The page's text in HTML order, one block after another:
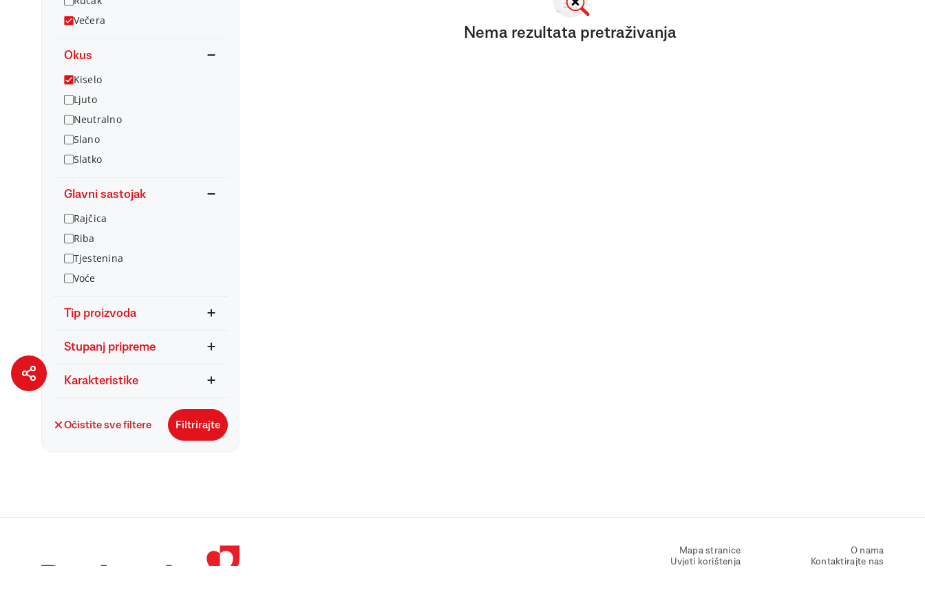
Večera
Okus
Kiselo
Ljuto
Neutralno
Slano
Slatko
Glavni sastojak
Rajčica
Riba
Tjestenina
Voće
Tip proizvoda
Stupanj pripreme
Karakteristike
Očistite sve filtere Filtrirajte
Nema rezultata pretraživanja
Mapa stranice
Uvjeti korištenja
O nama
Kontaktirajte nas